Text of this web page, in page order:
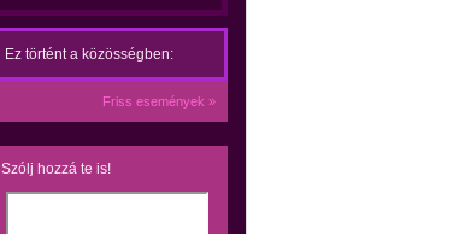
Ez történt a közösségben:
Friss események »
Szólj hozzá te is!